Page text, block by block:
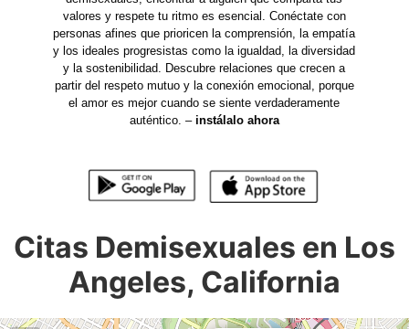
valores y respete tu ritmo es esencial. Conéctate con
personas afines que prioricen la comprensión, la empatía
y los ideales progresistas como la igualdad, la diversidad
y la sostenibilidad. Descubre relaciones que crecen a
partir del respeto mutuo y la conexión emocional, porque
el amor es mejor cuando se siente verdaderamente
auténtico. – instálalo ahora
Citas Demisexuales en Los
Angeles, California